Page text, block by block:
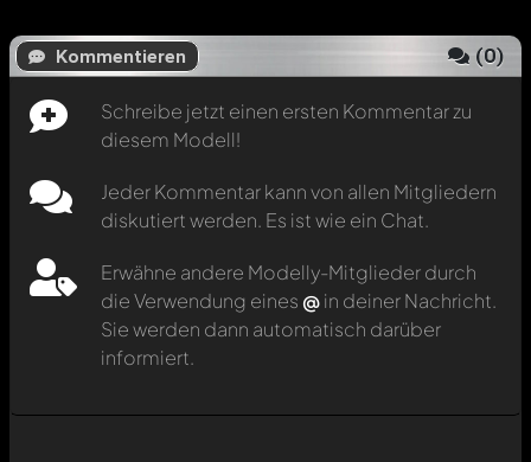
Kommentieren (0)
Schreibe jetzt einen ersten Kommentar zu
diesem Modell!
Jeder Kommentar kann von allen Mitgliedern
diskutiert werden. Es ist wie ein Chat.
Erwähne andere Modelly-Mitglieder durch
die Verwendung eines @in deiner Nachricht.
Sie werden dann automatisch darüber
informiert.